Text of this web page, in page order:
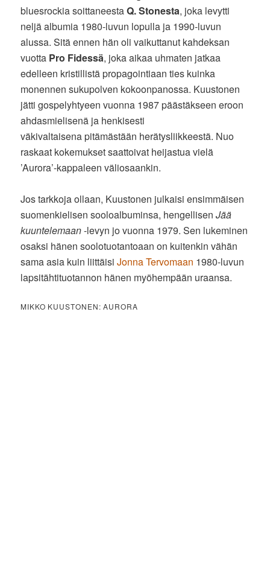
bluesrockia soittaneestaQ. Stonesta, joka levytti
neljä albumia 1980-luvun lopulla ja 1990-luvun
alussa. Sitä ennen hän oli vaikuttanut kahdeksan
vuotta Pro Fidessä, joka aikaa uhmaten jatkaa
edelleen kristillistä propagointiaan ties kuinka
monennen sukupolven kokoonpanossa. Kuustonen
jätti gospelyhtyeen vuonna 1987 päästäkseen eroon
ahdasmielisenä ja henkisesti
väkivaltaisena pitämästään herätysliikkeestä. Nuo
raskaat kokemukset saattoivat heijastua vielä
’Aurora’-kappaleen väliosaankin.
Jos tarkkoja ollaan, Kuustonen julkaisi ensimmäisen
suomenkielisen sooloalbuminsa, hengellisenJää
kuuntelemaan-levyn jo vuonna 1979. Sen lukeminen
osaksi hänen soolotuotantoaan on kuitenkin vähän
sama asia kuin liittäisiJonna Tervomaan 1980-luvun
lapsitähtituotannon hänen myöhempään uraansa.
MIKKO KUUSTONEN: AURORA